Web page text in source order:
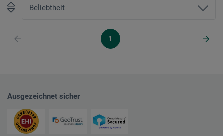
1
Ausgezeichnet sicher